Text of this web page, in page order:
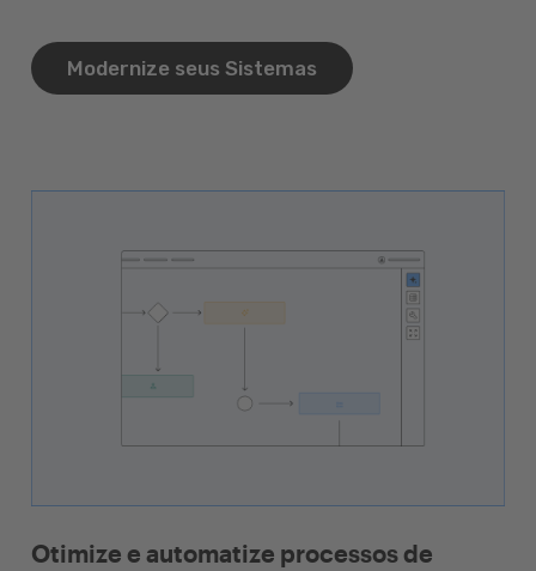
Modernize seus Sistemas
Otimize e automatize processos de